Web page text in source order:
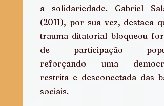
a solidariedade. Gabriel
(2011), por sua vez, destaca
trauma ditatorial bloqueou
de participação
reforçando uma
restrita e desconectada das
sociais.